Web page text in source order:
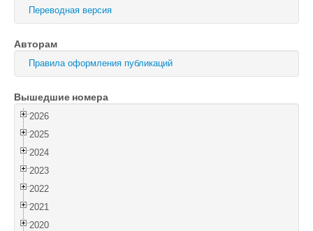
Физика и техника полупроводников
Оптика и спектроскопия
Поиск
Войти
Переводная версия
Авторам
Правила оформления публикаций
Вышедшие номера
2026
2025
2024
2023
2022
2021
2020